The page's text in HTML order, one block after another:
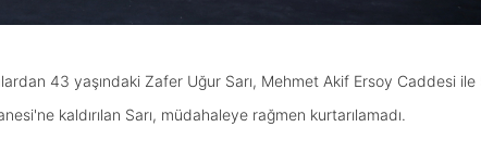
43 yaşındaki Zafer Uğur Sarı, Mehmet Akif Ersoy Caddesi
kaldırılan Sarı, müdahaleye rağmen kurtarılamadı.